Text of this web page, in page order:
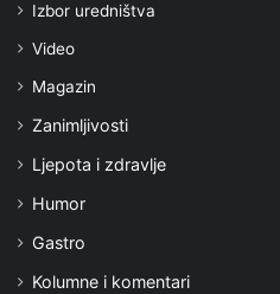
Izbor uredništva
Video
Magazin
Zanimljivosti
Ljepota i zdravlje
Humor
Gastro
Kolumne i komentari